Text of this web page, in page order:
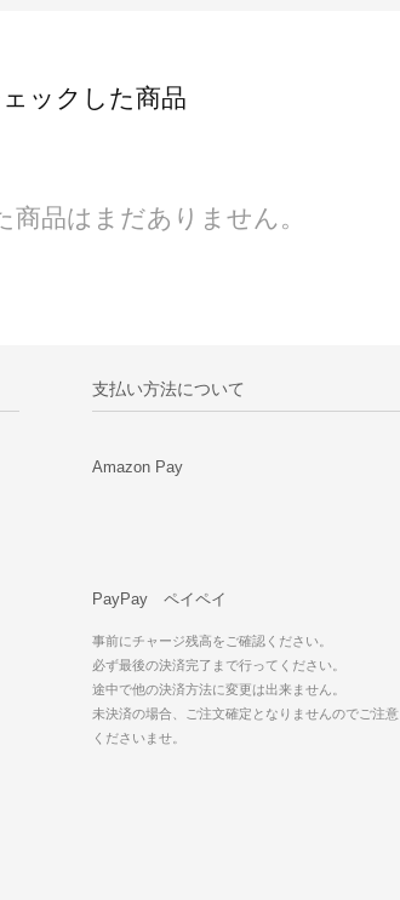
ックした商品
商品はまだありません。
支払い方法について
Amazon Pay
PayPay ペイペイ
事前にチャージ残高をご確認ください。
必ず最後の決済完了まで行ってください。
途中で他の決済方法に変更は出来ません。
未決済の場合、ご注文確定となりませんのでご注意
くださいませ。